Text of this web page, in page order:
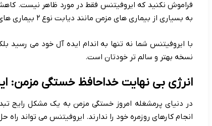
فراموش نکنید که ایروفیتنس فقط در مورد ظاهر نیست.
به بسیاری از بیماری های مزمن مانند دیابت نوع ۲ بیماری های قلبی عروقی و برخی از انواع سرطان را کاهش می دهد.
با ایروفیتنس شما نه تنها به اندام ایده آل خود می رسید
نسخه بهتر و سالم تر خودتان است.
انرژی بی نهایت خداحافظ خستگی مزمن:
در دنیای پرمشغله امروز خستگی مزمن به یک مشکل رایج
انجام کارهای روزمره خود را ندارند. ایروفیتنس می تواند